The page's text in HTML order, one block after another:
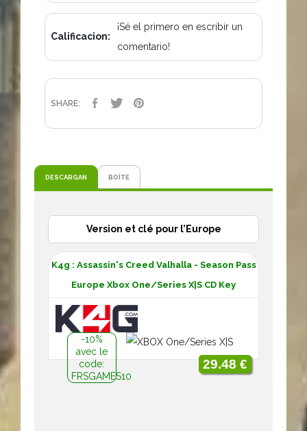
Calificacion:
¡Sé el primero en escribir un
comentario!
SHARE: COMPARTIR
TUITEAR
DESCARGAN BOÎTE
Version et clé pour l’Europe
K4g : Assassin's Creed Valhalla - Season Pass
Europe Xbox One/Series X|S CD Key
-10%
avec le
code:
FRSGAMES10
29.48 €